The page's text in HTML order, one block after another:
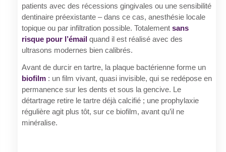
patients avec des récessions gingivales ou une sensibilité
dentinaire préexistante – dans ce cas, anesthésie locale
topique ou par infiltration possible. Totalement sans
risque pour l’émailquand il est réalisé avec des
ultrasons modernes bien calibrés.
Avant de durcir en tartre, la plaque bactérienne forme un
biofilm: un film vivant, quasi invisible, qui se redépose en
permanence sur les dents et sous la gencive. Le
détartrage retire le tartre déjà calcifié ; une prophylaxie
régulière agit plus tôt, sur ce biofilm, avant qu’il ne
minéralise.